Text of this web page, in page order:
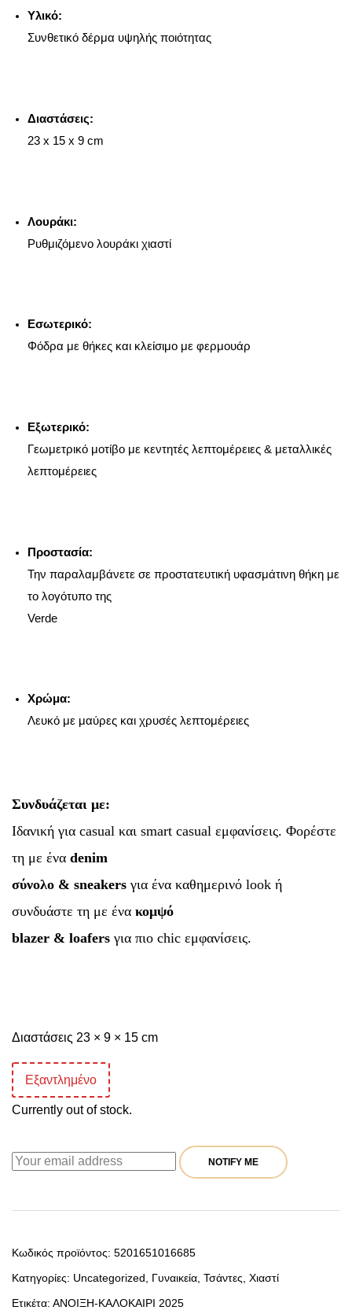
Υλικό:
Συνθετικό δέρμα υψηλής ποιότητας
Διαστάσεις:
23 x 15 x 9 cm
Λουράκι:
Ρυθμιζόμενο λουράκι χιαστί
Εσωτερικό:
Φόδρα με θήκες και κλείσιμο με φερμουάρ
Εξωτερικό:
Γεωμετρικό μοτίβο με κεντητές λεπτομέρειες & μεταλλικές
λεπτομέρειες
Προστασία:
Την παραλαμβάνετε σε προστατευτική υφασμάτινη θήκη με
το λογότυπο της
Verde
Χρώμα:
Λευκό με μαύρες και χρυσές λεπτομέρειες
Συνδυάζεται με:
Ιδανική για casual και smart casual εμφανίσεις. Φορέστε
τη με ένα denim
σύνολο & sneakers για ένα καθημερινό look ή
συνδυάστε τη με ένα κομψό
blazer & loafers για πιο chic εμφανίσεις.
Διαστάσεις 23 × 9 × 15 cm
Εξαντλημένο
Currently out of stock.
NOTIFY ME
Κωδικός προϊόντος: 5201651016685
Κατηγορίες: Uncategorized Γυναικεία Τσάντες Χιαστί
Ετικέτα: ΑΝΟΙΞΗ-ΚΑΛΟΚΑΙΡΙ 2025